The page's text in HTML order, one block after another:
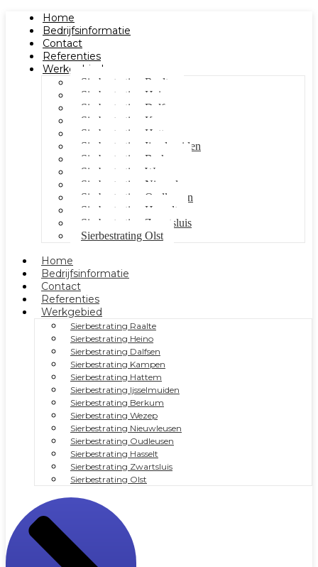
Home
Bedrijfsinformatie
Contact
Referenties
Werkgebied
Sierbestrating Raalte
Sierbestrating Heino
Sierbestrating Dalfsen
Sierbestrating Kampen
Sierbestrating Hattem
Sierbestrating Ijsselmuiden
Sierbestrating Berkum
Sierbestrating Wezep
Sierbestrating Nieuwleusen
Sierbestrating Oudleusen
Sierbestrating Hasselt
Sierbestrating Zwartsluis
Sierbestrating Olst
Home
Bedrijfsinformatie
Contact
Referenties
Werkgebied
Sierbestrating Raalte
Sierbestrating Heino
Sierbestrating Dalfsen
Sierbestrating Kampen
Sierbestrating Hattem
Sierbestrating Ijsselmuiden
Sierbestrating Berkum
Sierbestrating Wezep
Sierbestrating Nieuwleusen
Sierbestrating Oudleusen
Sierbestrating Hasselt
Sierbestrating Zwartsluis
Sierbestrating Olst